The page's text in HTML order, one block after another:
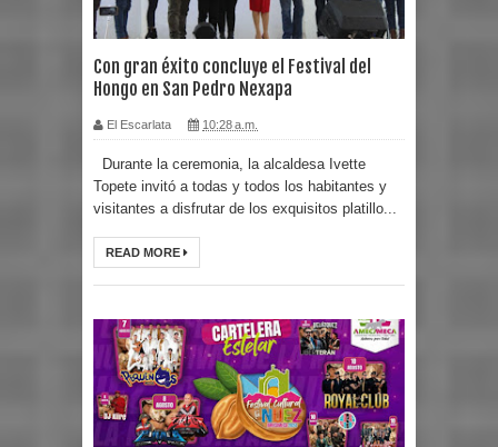
Con gran éxito concluye el Festival del
Hongo en San Pedro Nexapa
El Escarlata 10:28 a.m.
Durante la ceremonia, la alcaldesa Ivette
Topete invitó a todas y todos los habitantes y
visitantes a disfrutar de los exquisitos platillo...
READ MORE